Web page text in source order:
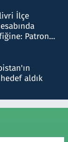
İlçe
Patron
aldık